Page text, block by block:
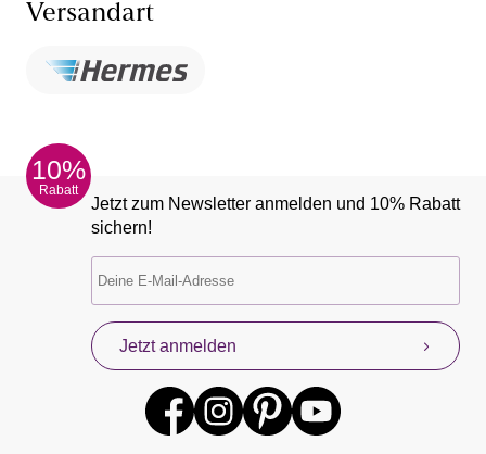
Versandart
10%
Rabatt
Jetzt zum Newsletter anmelden und 10% Rabatt
sichern!
Jetzt anmelden